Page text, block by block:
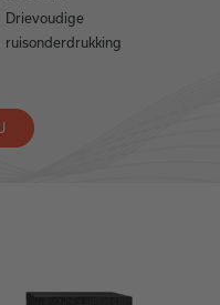
Drievoudige
ruisonderdrukking